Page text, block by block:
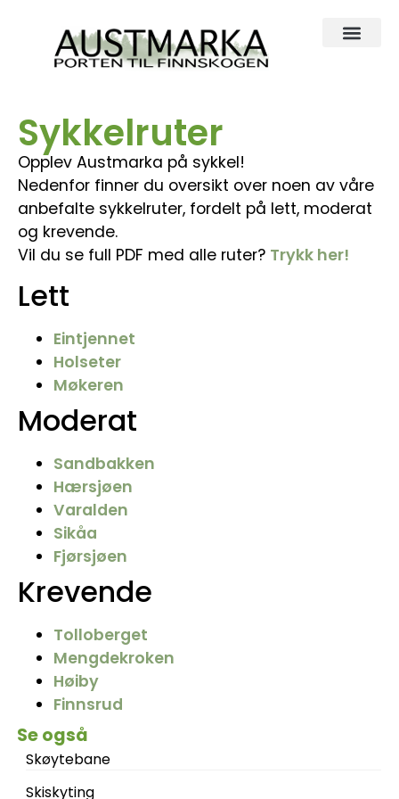
Sykkelruter
Opplev Austmarka på sykkel!
Nedenfor finner du oversikt over noen av våre
anbefalte sykkelruter, fordelt på lett, moderat
og krevende.
Vil du se full PDF med alle ruter? Trykk her!
Lett
Eintjennet
Holseter
Møkeren
Moderat
Sandbakken
Hærsjøen
Varalden
Sikåa
Fjørsjøen
Krevende
Tolloberget
Mengdekroken
Høiby
Finnsrud
Se også
Skøytebane
Skiskyting